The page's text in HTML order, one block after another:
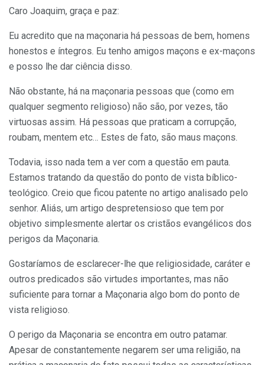
Caro Joaquim, graça e paz:
Eu acredito que na maçonaria há pessoas de bem, homens
honestos e íntegros. Eu tenho amigos maçons e ex-maçons
e posso lhe dar ciência disso.
Não obstante, há na maçonaria pessoas que (como em
qualquer segmento religioso) não são, por vezes, tão
virtuosas assim. Há pessoas que praticam a corrupção,
roubam, mentem etc… Estes de fato, são maus maçons.
Todavia, isso nada tem a ver com a questão em pauta.
Estamos tratando da questão do ponto de vista bíblico-
teológico. Creio que ficou patente no artigo analisado pelo
senhor. Aliás, um artigo despretensioso que tem por
objetivo simplesmente alertar os cristãos evangélicos dos
perigos da Maçonaria.
Gostaríamos de esclarecer-lhe que religiosidade, caráter e
outros predicados são virtudes importantes, mas não
suficiente para tornar a Maçonaria algo bom do ponto de
vista religioso.
O perigo da Maçonaria se encontra em outro patamar.
Apesar de constantemente negarem ser uma religião, na